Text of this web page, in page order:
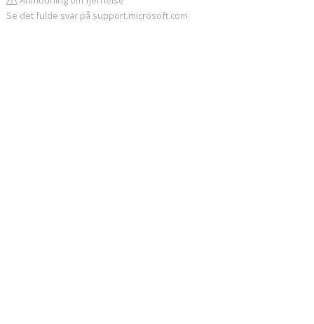
Se det fulde svar på support.microsoft.com